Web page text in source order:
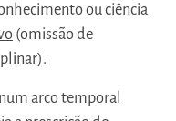
ou ciência
(omissão de
arco temporal